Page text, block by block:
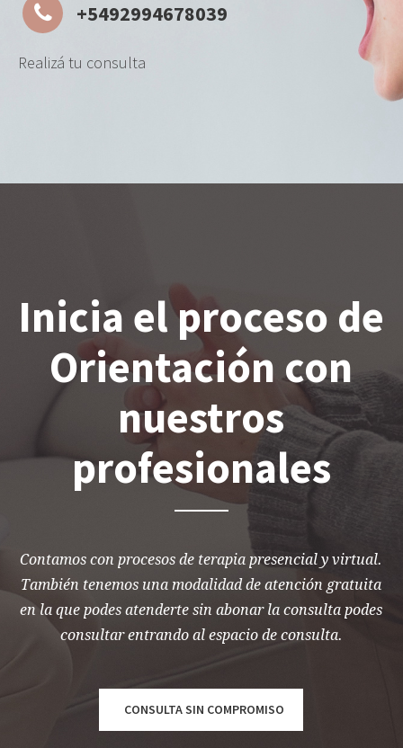
+5492994678039
Realizá tu consulta
Inicia el proceso de
Orientación con
nuestros
profesionales
Contamos con procesos de terapia presencial y virtual.
También tenemos una modalidad de atención gratuita
en la que podes atenderte sin abonar la consulta podes
consultar entrando al espacio de consulta.
CONSULTA SIN COMPROMISO